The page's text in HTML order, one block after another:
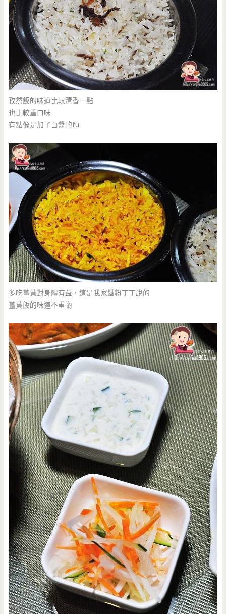
孜然飯的味道比較清香一點
也比較重口味
有點像是加了白醬的fu
多吃薑黃對身體有益，這是我家鐵粉丁丁說的
薑黃飯的味道不重喲